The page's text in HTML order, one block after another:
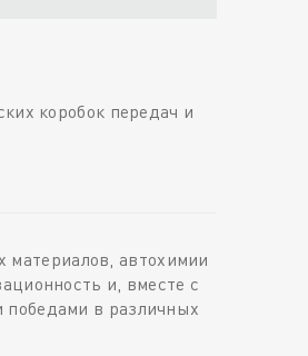
коробок передач и
материалов, автохимии
и, вместе с
в различных